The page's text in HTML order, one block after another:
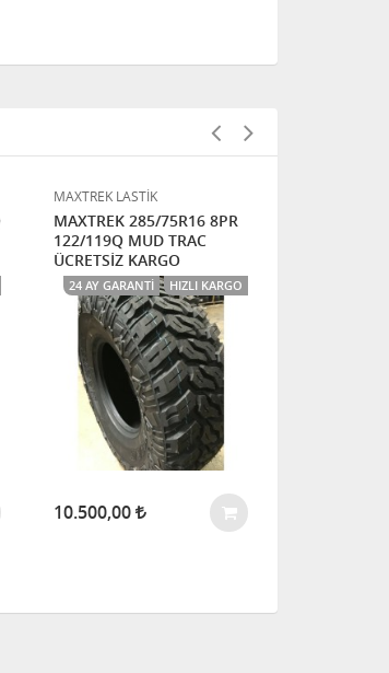
MAXTREK LASTİK
MAXTREK 285/75R16 8PR
122/119Q MUD TRAC
ÜCRETSİZ KARGO
24 AY GARANTI HIZLI KARGO
10.500,00